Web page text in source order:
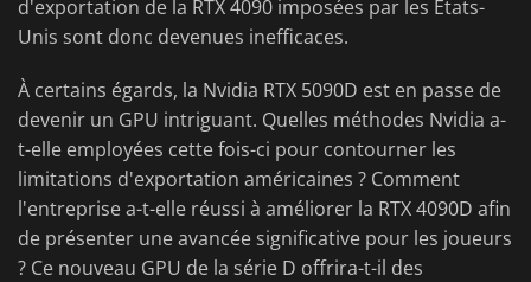
d'exportation de la RTX 4090 imposées par les États-
Unis sont donc devenues inefficaces.
À certains égards, la Nvidia RTX 5090D est en passe de
devenir un GPU intriguant. Quelles méthodes Nvidia a-
t-elle employées cette fois-ci pour contourner les
limitations d'exportation américaines ? Comment
l'entreprise a-t-elle réussi à améliorer la RTX 4090D afin
de présenter une avancée significative pour les joueurs
? Ce nouveau GPU de la série D offrira-t-il des